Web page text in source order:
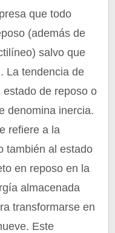
que todo
(además de
salvo que
La tendencia de
estado de reposo o
denomina inercia.
refiere a la
también al estado
en reposo en la
almacenada
transformarse en
Este